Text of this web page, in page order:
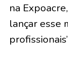
na
lançar esse